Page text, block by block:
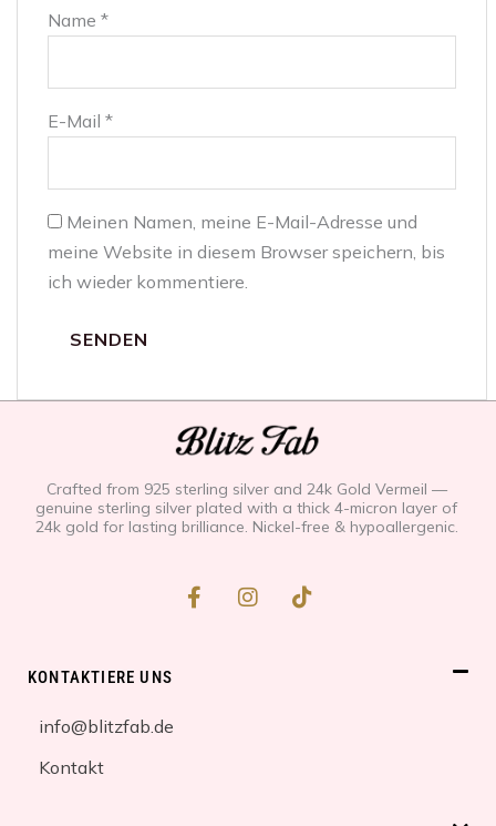
Name *
E-Mail *
Meinen Namen, meine E-Mail-Adresse und
meine Website in diesem Browser speichern, bis
ich wieder kommentiere.
Crafted from 925 sterling silver and 24k Gold Vermeil —
genuine sterling silver plated with a thick 4-micron layer of
24k gold for lasting brilliance. Nickel-free & hypoallergenic.
F
a
I
n
T
i
KONTAKTIERE UNS
info@blitzfab.de
Kontakt